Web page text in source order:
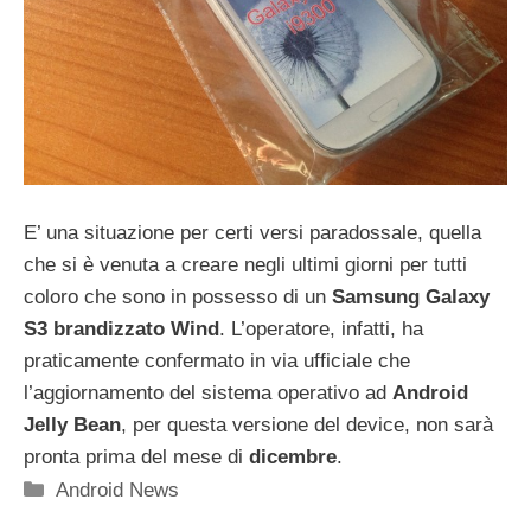
E’ una situazione per certi versi paradossale, quella
che si è venuta a creare negli ultimi giorni per tutti
coloro che sono in possesso di un Samsung Galaxy
S3 brandizzato Wind . L’operatore, infatti, ha
praticamente confermato in via ufficiale che
l’aggiornamento del sistema operativo ad Android
Jelly Bean, per questa versione del device, non sarà
pronta prima del mese di dicembre.
Categorie
Android News